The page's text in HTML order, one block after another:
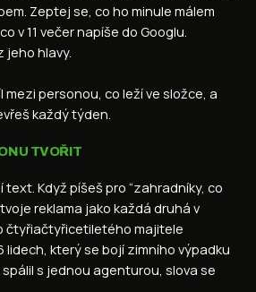
Zeptej se, co ho minule málem
v 11 večer napíše do Googlu.
jeho hlavy.
mezi personou, co leží ve složce, a
každý týden.
TVOŘIT
text. Když píšeš pro “zahradníky, co
reklama jako každá druhá v
čtyřiačtyřicetiletého majitele
lidech, který se bojí zimního výpadku
s jednou agenturou, slova se